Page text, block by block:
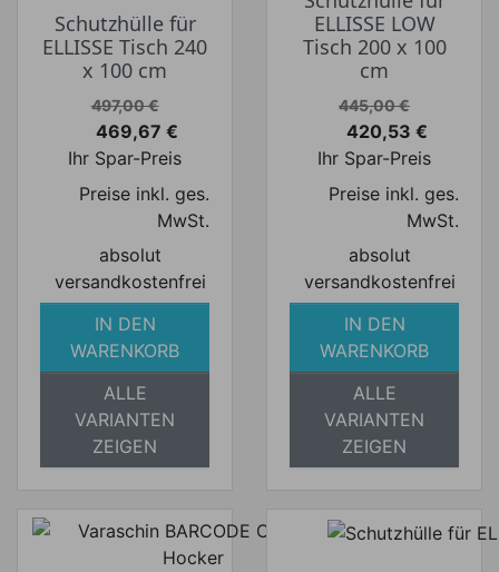
Schutzhülle für
ELLISSE Tisch 240
x 100 cm
Verkaufspreis
497,00 €
Preis
469,67 €
Ihr Spar-Preis
Preise inkl. ges.
MwSt.
absolut
versandkostenfrei
IN DEN
WARENKORB
ALLE
VARIANTEN
ZEIGEN
ELLISSE LOW
Tisch 200 x 100
cm
Verkaufspreis
445,00 €
Preis
420,53 €
Ihr Spar-Preis
Preise inkl. ges.
MwSt.
absolut
versandkostenfrei
IN DEN
WARENKORB
ALLE
VARIANTEN
ZEIGEN